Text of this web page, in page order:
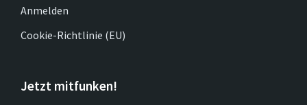
Anmelden
Cookie-Richtlinie (EU)
Jetzt mitfunken!